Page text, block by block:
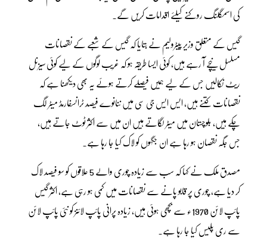
کی اسمگلنگ روکنے کیلئے اقدامات کریں گے۔
گیس کے متعلق وزیر پیٹرولیم نے بتایا کہ گیس کے شعبے کے نقصانات
مسلسل نیچے آ رہے ہیں، کوئی ایسا طریقہ ہو کہ غریب لوگوں کے لیے کوئی سیزنل
ریٹ نکالیں جس کے لیے ہمیں فیصلے کرتے ہوئے یہ بھی دیکھنا ہے کہ
نقصانات کتنے ہیں، ایس ایس جی سی میں ننانوے فیصد ٹرانسفارمڈ میٹر لگ
چکے ہیں، بلوچستان میں میٹر لگاتے ہیں ان میں سے اکثر ٹوٹ جاتے ہیں،
جس جگہ نقصان ہو رہا ہے ان جگہوں کو لاک کیا جا رہا ہے۔
مصدق ملک نے کہا کہ سب سے زیادہ چوری والے 5 علاقوں کو سو فیصد لاک
کر دیا ہے، چوری پر قابو پانے سے نقصانات میں کمی ہو رہی ہے، اکثر گیس
پائپ لائن 1970ء سے بچھی ہوئی ہیں، زیادہ پرانی پائپ لائنز کو نئی پائپ لائن
سے ری پلیس کیا جا رہا ہے۔